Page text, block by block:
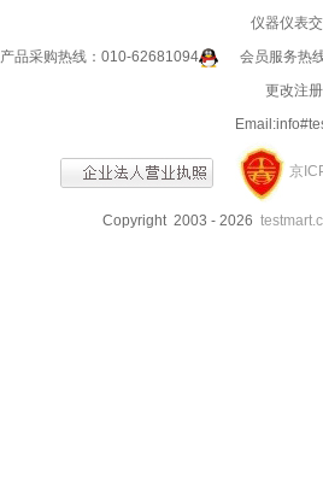
仪器仪表
产品采购热线：010-62681094
会员服务热
更改注
京
Copyright 2003 - 2026